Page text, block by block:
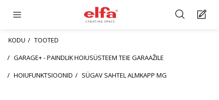
KODU
TOOTED
GARAGE+ - PAINDLIK HOIUSÜSTEEM TEIE GARAAŽILE
HOIUFUNKTSIOONID
SÜGAV SAHTEL ALMKAPP MG